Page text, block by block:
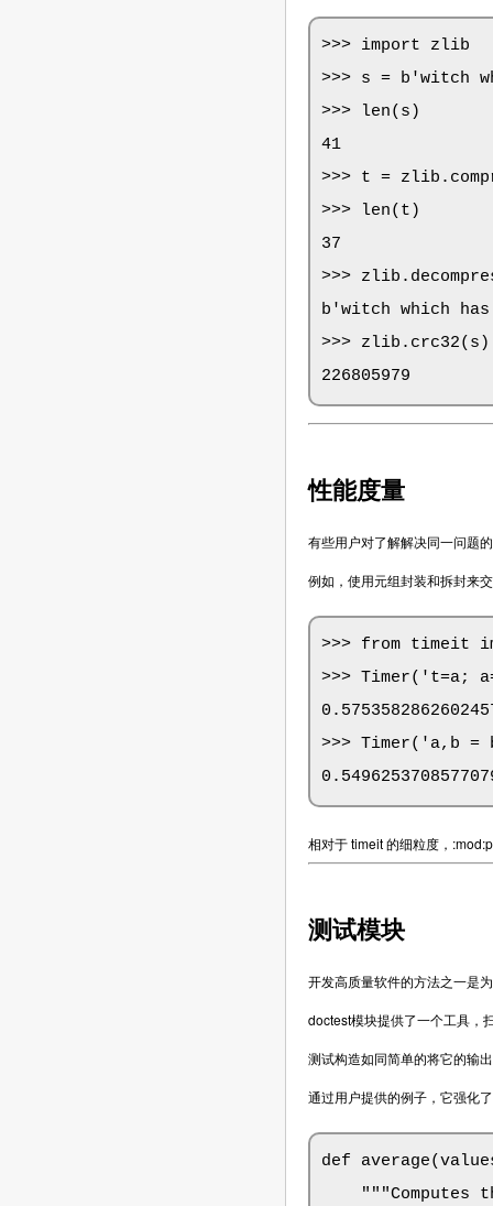
>>> import zlib
>>> s = b'witch
>>> len(s)
41
>>> t =
>>> len(t)
37
>>>
b'witch which
>>> zlib.crc32(s)
226805979
性能度量
有些用户对了解解决同一问题
例如，使用元组封装和拆封来
>>> from timeit
>>> Timer('t=a;
>>> Timer('a,b
相对于 timeit 的细粒度，
测试模块
开发高质量软件的方法之一是
doctest模块提供了一个工具，
测试构造如同简单的将它的输
通过用户提供的例子，它强化
def
"""Computes